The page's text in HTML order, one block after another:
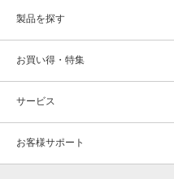
製品を探す
お買い得・特集
サービス
お客様サポート